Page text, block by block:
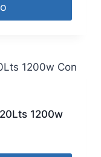
1200w
3D